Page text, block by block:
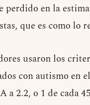
en la
que es como lo
usaron los
con autismo en
a 2.2, o 1 de cada